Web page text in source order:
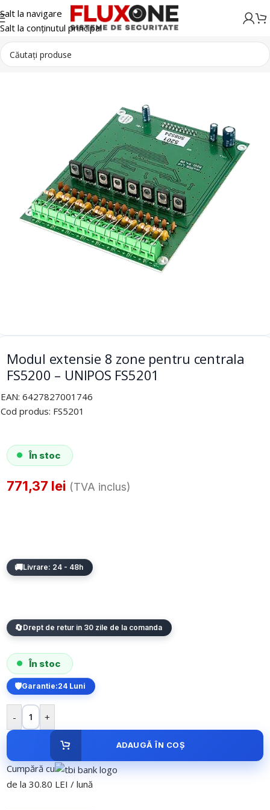
Salt la navigare
Salt la conținutul principal
Detectie incendiu
Modul extensie 8 zone pentru centrala
FS5200 – UNIPOS FS5201
EAN: 6427827001746
Cod produs: FS5201
În stoc
771,37 lei (TVA inclus)
Livrare: 24 - 48h
Drept de retur in 30 zile de la comanda
În stoc
Garantie:24 Luni
- +
ADAUGĂ ÎN COȘ
Cumpără cu
de la 30.80 LEI / lună